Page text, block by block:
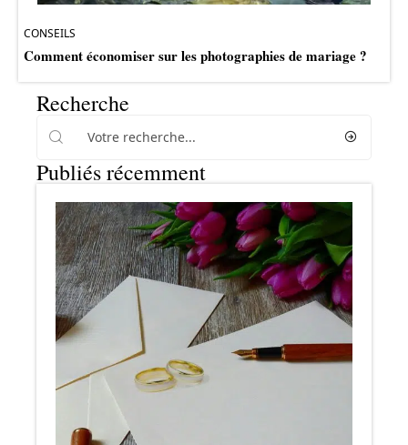
CONSEILS
Comment économiser sur les photographies de mariage ?
Recherche
Publiés récemment